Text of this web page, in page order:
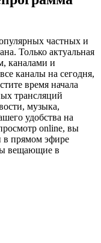
частных и
Только актуальная
каналами и
каналы на сегодня,
время начала
трансляций
музыка,
удобства на
online, вы
в прямом эфире
вещающие в